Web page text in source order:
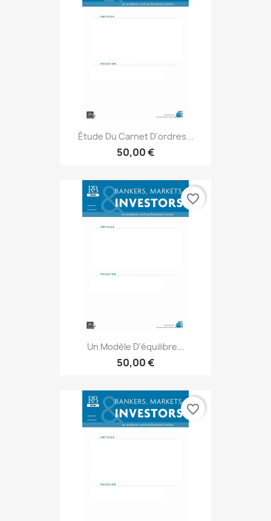
Étude Du Carnet D'ordres...
50,00 €
Un Modèle D'équilibre...
50,00 €
favorite_border
favorite_border